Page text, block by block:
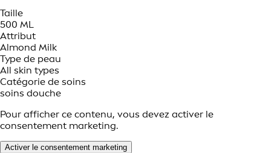
Taille
500 ML
Attribut
Almond Milk
Type de peau
All skin types
Catégorie de soins
soins douche
Pour afficher ce contenu, vous devez activer le
consentement marketing.
Activer le consentement marketing